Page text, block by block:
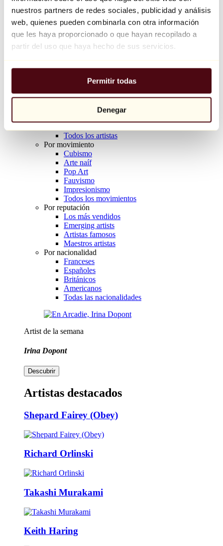
nuestros partners de redes sociales, publicidad y análisis
web, quienes pueden combinarla con otra información
que les haya proporcionado o que hayan recopilado a
partir del uso que haya hecho de sus servicios.
Permitir todas
Denegar
Balloon Dog (Orange)
Jeff Koons
10.000 €
Explorar
Todos los escultores
Todos los fotógrafos
Todos los artistas
Por movimiento
Cubismo
Arte naíf
Pop Art
Fauvismo
Impresionismo
Todos los movimientos
Por reputación
Los más vendidos
Emerging artists
Artistas famosos
Maestros artistas
Por nacionalidad
Franceses
Españoles
Británicos
Americanos
Todas las nacionalidades
Artist de la semana
Irina Dopont
Descubrir
Artistas destacados
Shepard Fairey (Obey)
Richard Orlinski
Takashi Murakami
Keith Haring